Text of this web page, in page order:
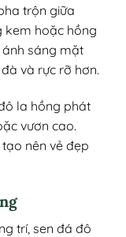
trộn giữa
kem hoặc hồng
ánh sáng mặt
và rực rỡ hơn.
la hồng phát
vươn cao.
nên vẻ đẹp
trí, sen đá đô